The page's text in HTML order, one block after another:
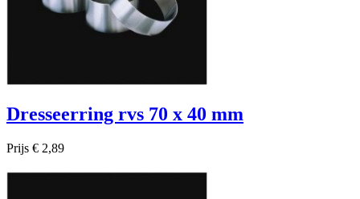
Dresseerring rvs 70 x 40 mm
Prijs € 2,89